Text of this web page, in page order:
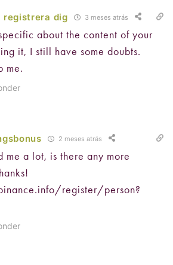
registrera dig 3 meses atrás
about the content of your
it, I still have some doubts.
me.
2 meses atrás
me a lot, is there any more
register/person?